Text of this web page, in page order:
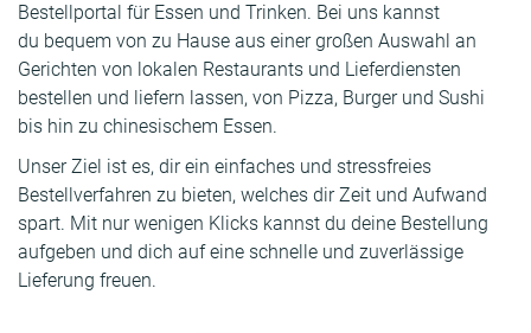
Bestellportal für Essen und Trinken. Bei uns kannst
du bequem von zu Hause aus einer großen Auswahl an
Gerichten von lokalen Restaurants und Lieferdiensten
bestellen und liefern lassen, von Pizza, Burgerund Sushi
bis hin zu chinesischem Essen.
Unser Ziel ist es, dir ein einfaches und stressfreies
Bestellverfahren zu bieten, welches dir Zeit und Aufwand
spart. Mit nur wenigen Klicks kannst du deine Bestellung
aufgeben und dich auf eine schnelle und zuverlässige
Lieferung freuen.